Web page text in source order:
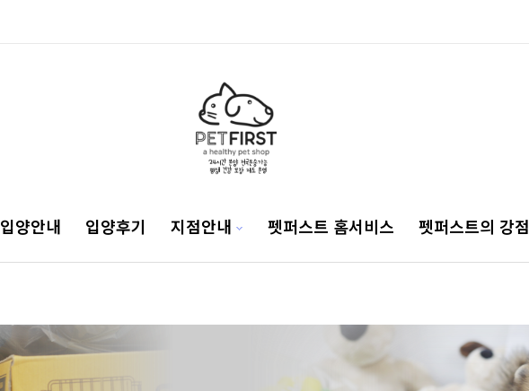
입양안내 입양후기 지점안내 펫퍼스트 홈서비스 펫퍼스트의 강점